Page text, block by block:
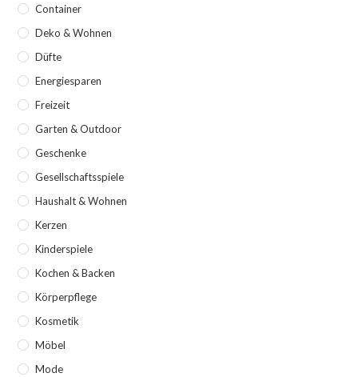
Container
Deko & Wohnen
Düfte
Energiesparen
Freizeit
Garten & Outdoor
Geschenke
Gesellschaftsspiele
Haushalt & Wohnen
Kerzen
Kinderspiele
Kochen & Backen
Körperpflege
Kosmetik
Möbel
Mode